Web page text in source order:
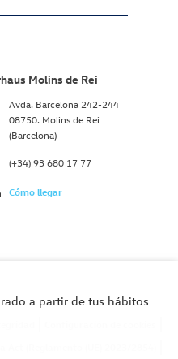
Molins de Rei
Avda. Barcelona 242-244
08750. Molins de Rei
(Barcelona)
(+34) 93 680 17 77
Cómo llegar
a partir de tus hábitos